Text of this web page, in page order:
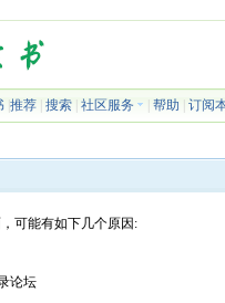
| 推荐| 搜索| 社区服务 帮助
订阅
可能有如下几个原因:
论坛